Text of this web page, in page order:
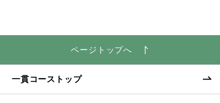
ページトップへ
一貫コーストップ